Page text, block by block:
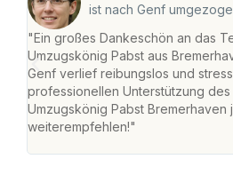
ist nach Genf
"Ein großes Dankeschön an das
Umzugskönig Pabst aus
Genf verlief reibungslos und
professionellen Unterstützung des
Umzugskönig Pabst
weiterempfehlen!"